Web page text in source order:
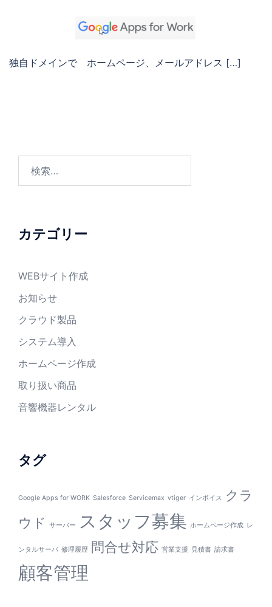
独自ドメインで ホームページ、メールアドレス […]
カテゴリー
WEBサイト作成
お知らせ
クラウド製品
システム導入
ホームページ作成
取り扱い商品
音響機器レンタル
タグ
Google Apps for WORK Salesforce Servicemax vtiger インボイス
クラ
ウド
サーバー スタッフ募集 ホームページ作成 レ
ンタルサーバ 修理履歴 問合せ対応 営業支援 見積書 請求書
顧客管理